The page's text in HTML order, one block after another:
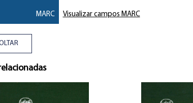
MARC Visualizar campos MARC